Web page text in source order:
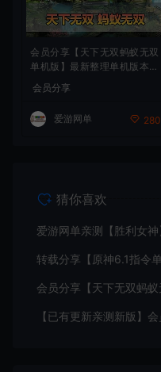
会员分享【天下无双蚂蚁无双
单机版】最新整理单机版本
带GM命令后台 武侠怀旧网游
免虚拟机一键端 配套视频教
学
会员分享
爱游网单 280
猜你喜欢